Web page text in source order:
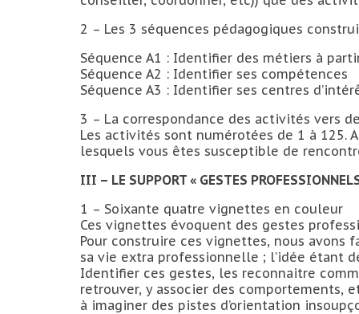
2 – Les 3 séquences pédagogiques
Séquence A1 : Identifier des métiers à
Séquence A2 : Identifier ses compétences
Séquence A3 : Identifier ses centres
3 – La correspondance des activités vers
Les activités sont numérotées de 1 à 125.
lesquels vous êtes susceptible de
III – LE SUPPORT « GESTES
1 – Soixante quatre vignettes en couleur
Ces vignettes évoquent des gestes
Pour construire ces vignettes, nous
sa vie extra professionnelle ; l’idée étant
Identifier ces gestes, les reconnaitre
retrouver, y associer des comportements,
à imaginer des pistes d’orientation